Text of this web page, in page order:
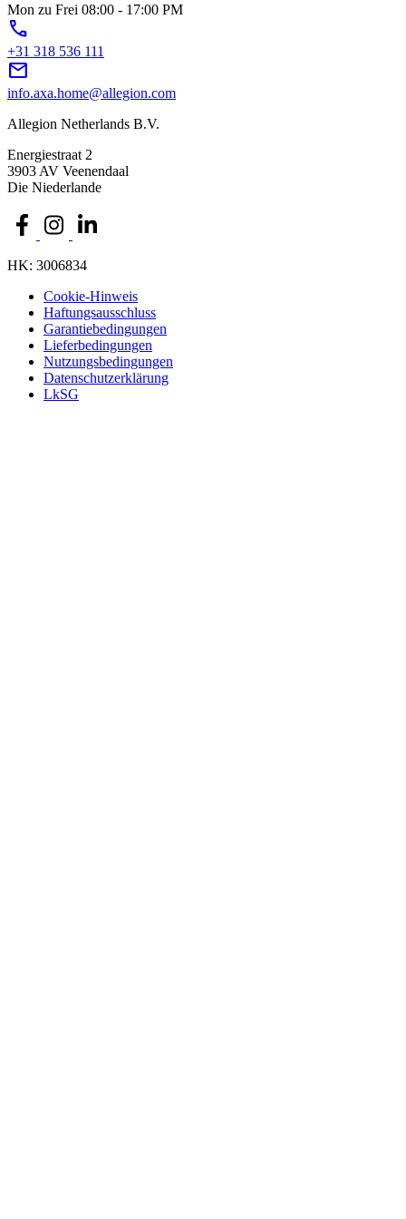
Mon zu Frei 08:00 - 17:00 PM
phone
+31 318 536 111
mail
info.axa.home@allegion.com
Allegion Netherlands B.V.
Energiestraat 2
3903 AV Veenendaal
Die Niederlande
HK: 3006834
Cookie-Hinweis
Haftungsausschluss
Garantiebedingungen
Lieferbedingungen
Nutzungsbedingungen
Datenschutzerklärung
LkSG